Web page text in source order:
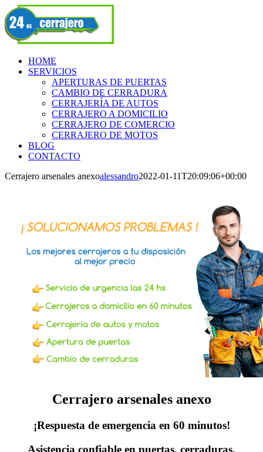
Skip
to
content
Facebook
HOME
SERVICIOS
APERTURAS DE PUERTAS
CAMBIO DE CERRADURA
CERRAJERÍA DE AUTOS
CERRAJERO A DOMICILIO
CERRAJERO DE COMERCIO
CERRAJERO DE MOTOS
BLOG
CONTACTO
Cerrajero arsenales anexoalessandro2022-01-11T20:09:06+00:00
Cerrajero arsenales anexo
¡Respuesta de emergencia en 60 minutos!
Asistencia confiable en puertas, cerraduras,